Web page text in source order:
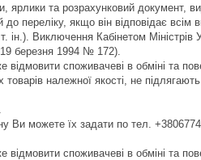
ярлики та розрахунковий
переліку, якщо він відповідає
Виключення Кабінетом Міністрів
березня 1994 № 172).
споживачеві в обміні та
належної якості, не
Ви можете їх задати по тел.
споживачеві в обміні та